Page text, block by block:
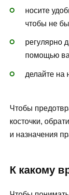
носите
чтобы не
регулярно
помощью
делайте на
Чтобы
косточки,
и назначения
К какому